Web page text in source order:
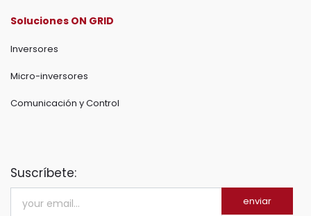
Soluciones ON GRID
Inversores
Micro-inversores
Comunicación y Control
Suscríbete:
enviar